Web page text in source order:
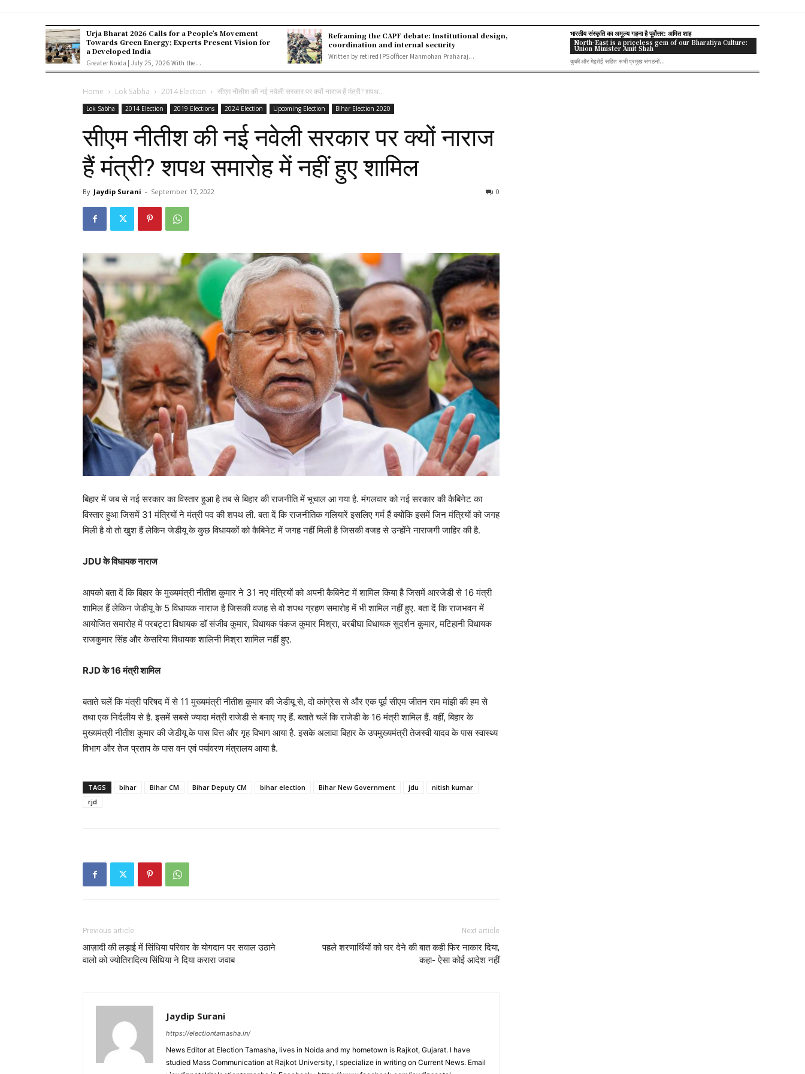
Urja Bharat 2026 Calls for a People’s Movement
Towards Green Energy; Experts Present Vision for
a Developed India
Greater Noida | July 25, 2026 With the...
Reframing the CAPF debate: Institutional design,
coordination and internal security
Written by retired IPS officer Manmohan Praharaj...
भारतीय संस्कृति का अमूल्य गहना है पूर्वोत्तर: अमित शाह
North-East is a priceless gem of our Bharatiya Culture:
Union Minister Amit Shah
कुकी और मेइतेई सहित सभी प्रमुख संगठनों...
Home Lok Sabha 2014 Election सीएम नीतीश की नई नवेली सरकार पर क्यों नाराज हैं मंत्री? शपथ...
Lok Sabha 2014 Election 2019 Elections 2024 Election Upcoming Election Bihar Election 2020
सीएम नीतीश की नई नवेली सरकार पर क्यों नाराज
हैं मंत्री? शपथ समारोह में नहीं हुए शामिल
By Jaydip Surani - September 17, 2022 0
बिहार में जब से नई सरकार का विस्तार हुआ है तब से बिहार की राजनीति में भूचाल आ गया है. मंगलवार को नई सरकार की कैबिनेट का
विस्तार हुआ जिसमें 31 मंत्रियों ने मंत्री पद की शपथ ली. बता दें कि राजनीतिक गलियारें इसलिए गर्म हैं क्योंकि इसमें जिन मंत्रियों को जगह
मिली है वो तो खुश हैं लेकिन जेडीयू के कुछ विधायकों को कैबिनेट में जगह नहीं मिली है जिसकी वजह से उन्होंने नाराजगी जाहिर की है.
JDU के विधायक नाराज
आपको बता दें कि बिहार के मुख्यमंत्री नीतीश कुमार ने 31 नए मंत्रियों को अपनी कैबिनेट में शामिल किया है जिसमें आरजेडी से 16 मंत्री
शामिल हैं लेकिन जेडीयू के 5 विधायक नाराज है जिसकी वजह से वो शपथ ग्रहण समारोह में भी शामिल नहीं हुए. बता दें कि राजभवन में
आयोजित समारोह में परबट्टा विधायक डॉ संजीव कुमार, विधायक पंकज कुमार मिश्रा, बरबीघा विधायक सुदर्शन कुमार, मटिहानी विधायक
राजकुमार सिंह और केसरिया विधायक शालिनी मिश्रा शामिल नहीं हुए.
RJD के 16 मंत्री शामिल
बताते चलें कि मंत्री परिषद में से 11 मुख्यमंत्री नीतीश कुमार की जेडीयू से, दो कांग्रेस से और एक पूर्व सीएम जीतन राम मांझी की हम से
तथा एक निर्दलीय से है. इसमें सबसे ज्यादा मंत्री राजेडी से बनाए गए हैं. बताते चलें कि राजेडी के 16 मंत्री शामिल हैं. वहीं, बिहार के
मुख्यमंत्री नीतीश कुमार की जेडीयू के पास वित्त और गृह विभाग आया है. इसके अलावा बिहार के उपमुख्यमंत्री तेजस्वी यादव के पास स्वास्थ्य
विभाग और तेज प्रताप के पास वन एवं पर्यावरण मंत्रालय आया है.
TAGS bihar Bihar CM Bihar Deputy CM bihar election Bihar New Government jdu
nitish kumar
rjd
Previous article
आज़ादी की लड़ाई में सिंधिया परिवार के योगदान पर सवाल उठाने
वालो को ज्योतिरादित्य सिंधिया ने दिया करारा जवाब
Next article
पहले शरणार्थियों को घर देने की बात कही फिर नाकार दिया,
कहा- ऐसा कोई आदेश नहीं
Jaydip Surani
https://electiontamasha.in/
News Editor at Election Tamasha, lives in Noida and my hometown is Rajkot, Gujarat. I have
studied Mass Communication at Rajkot University, I specialize in writing on Current News. Email